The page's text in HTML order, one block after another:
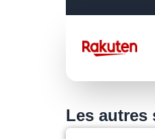
Les autres